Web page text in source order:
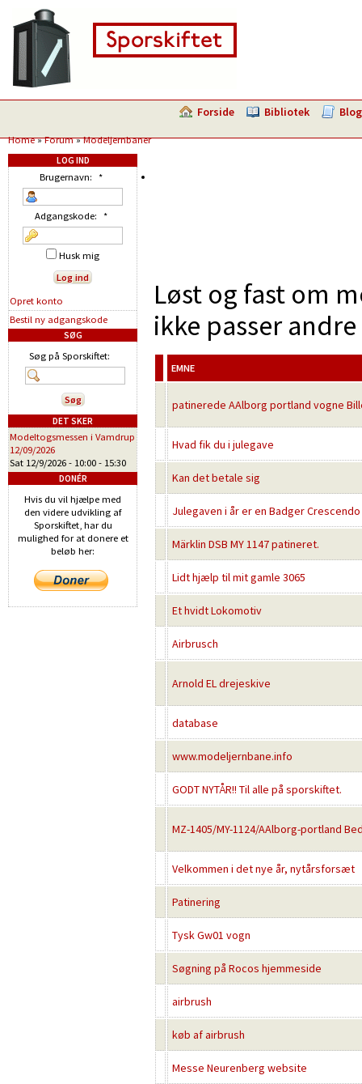
Forside Bibliotek Blog
Home»Forum»Modeljernbaner
Løst og fast om
ikke passer
EMNE
patinerede AAlborg portland vogne
Hvad fik du i julegave
Kan det betale sig
Julegaven i år er en Badger
Märklin DSB MY 1147 patineret.
Lidt hjælp til mit gamle 3065
Et hvidt Lokomotiv
Airbrusch
Arnold EL drejeskive
database
www.modeljernbane.info
GODT NYTÅR!! Til alle på sporskiftet.
MZ-1405/MY-1124/AAlborg-portland
Velkommen i det nye år, nytårsforsæt
Patinering
Tysk Gw01 vogn
Søgning på Rocos hjemmeside
airbrush
køb af airbrush
Messe Neurenberg website
LOG IND
Brugernavn: *
Adgangskode: *
Husk mig
Opret konto
Bestil ny adgangskode
SØG
Søg på Sporskiftet:
DET SKER
Modeltogsmessen i Vamdrup
12/09/2026
Sat 12/9/2026 - 10:00 - 15:30
DONÉR
Hvis du vil hjælpe med
den videre udvikling af
Sporskiftet, har du
mulighed for at donere et
beløb her: